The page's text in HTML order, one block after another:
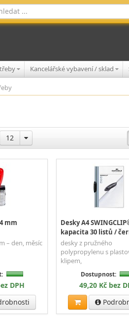
Kancelářské vybavení / sklad
12
mm
– den, měsíc
DPH
Desky A4
kapacita 30 listů /
desky z pružného
polypropylenu s
klipem,
Dostupnost:
49,20 Kč bez